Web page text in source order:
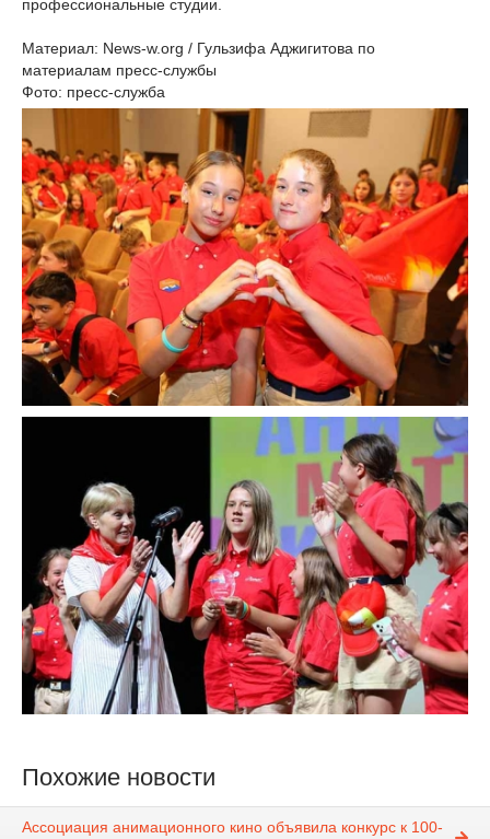
профессиональные студии.
Материал: News-w.org / Гульзифа Аджигитова по
материалам пресс-службы
Фото: пресс-служба
Похожие новости
Ассоциация анимационного кино объявила конкурс к 100-